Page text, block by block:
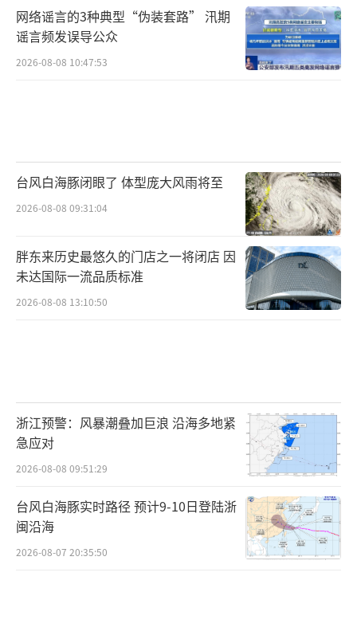
网络谣言的3种典型“伪装套路” 汛期
谣言频发误导公众
2026-08-08 10:47:53
台风白海豚闭眼了 体型庞大风雨将至
2026-08-08 09:31:04
胖东来历史最悠久的门店之一将闭店 因
未达国际一流品质标准
2026-08-08 13:10:50
浙江预警：风暴潮叠加巨浪 沿海多地紧
急应对
2026-08-08 09:51:29
台风白海豚实时路径 预计9-10日登陆浙
闽沿海
2026-08-07 20:35:50